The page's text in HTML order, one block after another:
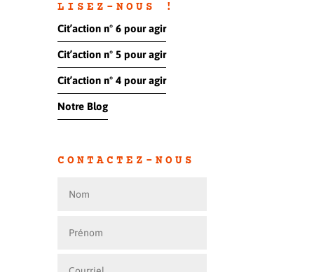
LISEZ-NOUS !
Cit’action n° 6 pour agir
Cit’action n° 5 pour agir
Cit’action n° 4 pour agir
Notre Blog
CONTACTEZ-NOUS